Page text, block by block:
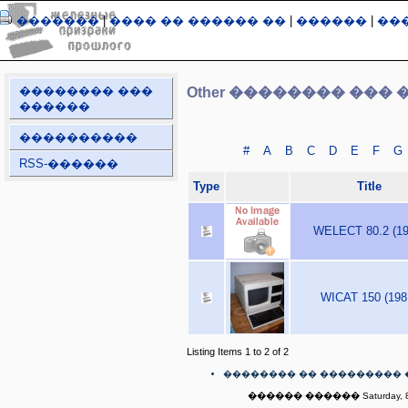
�������|���� �� ������ �� ������
�������� ���
������
����������
RSS-������
Other �������� ���
# A B C D E F G
Type Title
WELECT 80.2
WICAT 150
Listing Items 1 to 2 of 2
�������� �� ���������
������ ������ Saturday,